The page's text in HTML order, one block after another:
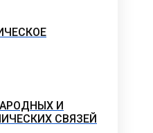
И
СВЯЗЕЙ